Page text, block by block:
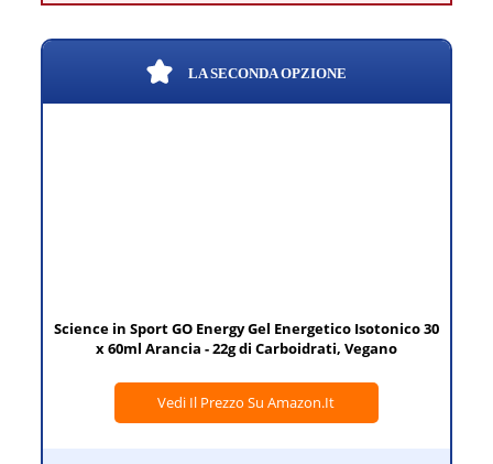
LA SECONDA OPZIONE
Science in Sport GO Energy Gel Energetico Isotonico 30
x 60ml Arancia - 22g di Carboidrati, Vegano
Vedi Il Prezzo Su Amazon.it